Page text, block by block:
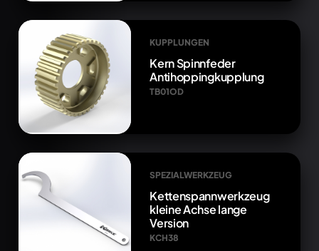
KUPPLUNGEN
Kern Spinnfeder
Antihoppingkupplung
TB01OD
SPEZIALWERKZEUG
Kettenspannwerkzeug
kleine Achse lange
Version
KCH38